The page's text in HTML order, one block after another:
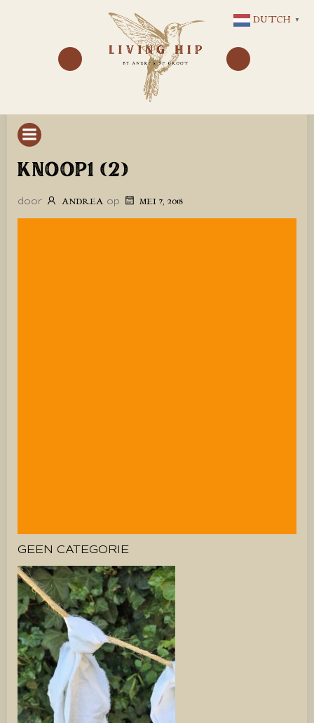
NAAR
DE
INHOUD
KNOOP1 (2)
door ANDREA op MEI 7, 2018
GEEN CATEGORIE
DUTCH ▼